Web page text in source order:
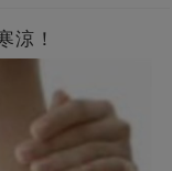
涼！